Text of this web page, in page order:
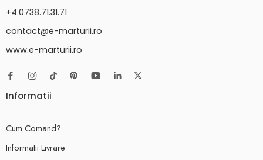
+4.0738.71.31.71
contact@e-marturii.ro
www.e-marturii.ro
Informatii
Cum Comand?
Informatii Livrare